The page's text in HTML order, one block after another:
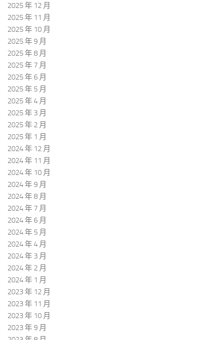
2025 年 12 月
2025 年 11 月
2025 年 10 月
2025 年 9 月
2025 年 8 月
2025 年 7 月
2025 年 6 月
2025 年 5 月
2025 年 4 月
2025 年 3 月
2025 年 2 月
2025 年 1 月
2024 年 12 月
2024 年 11 月
2024 年 10 月
2024 年 9 月
2024 年 8 月
2024 年 7 月
2024 年 6 月
2024 年 5 月
2024 年 4 月
2024 年 3 月
2024 年 2 月
2024 年 1 月
2023 年 12 月
2023 年 11 月
2023 年 10 月
2023 年 9 月